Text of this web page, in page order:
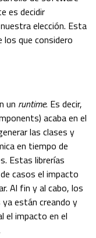
es decidir
elección. Esta
que considero
un runtime. Es decir,
acaba en el
las clases y
en tiempo de
Estas librerías
casos el impacto
Al fin y al cabo, los
están creando y
el impacto en el